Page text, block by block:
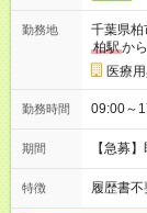
勤務地
千葉県柏
柏駅か
医療
勤務時間 09:00～
期間 【急募
特徴 履歴書不